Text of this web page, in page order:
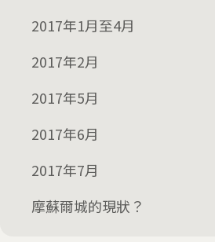
2017年1月至4月
2017年2月
2017年5月
2017年6月
2017年7月
摩蘇爾城的現狀？